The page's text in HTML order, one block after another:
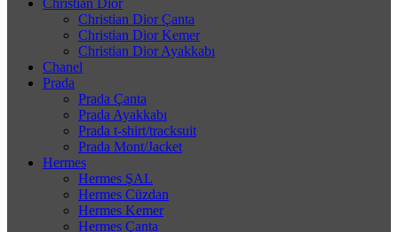
Christian Dior
Christian Dior Çanta
Christian Dior Kemer
Christian Dior Ayakkabı
Chanel
Prada
Prada Çanta
Prada Ayakkabı
Prada t-shirt/tracksuit
Prada Mont/Jacket
Hermes
Hermes ŞAL
Hermes Cüzdan
Hermes Kemer
Hermes Çanta